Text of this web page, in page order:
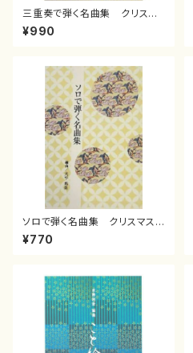
三重奏で弾く名曲集 クリスマ
スメドレー( 箏2/大平光美 編
曲/楽譜）
¥990
ソロで弾く名曲集 クリスマス・
イブ／恋人がサンタクロース(
箏独奏 /大平光美 編曲/楽
¥770